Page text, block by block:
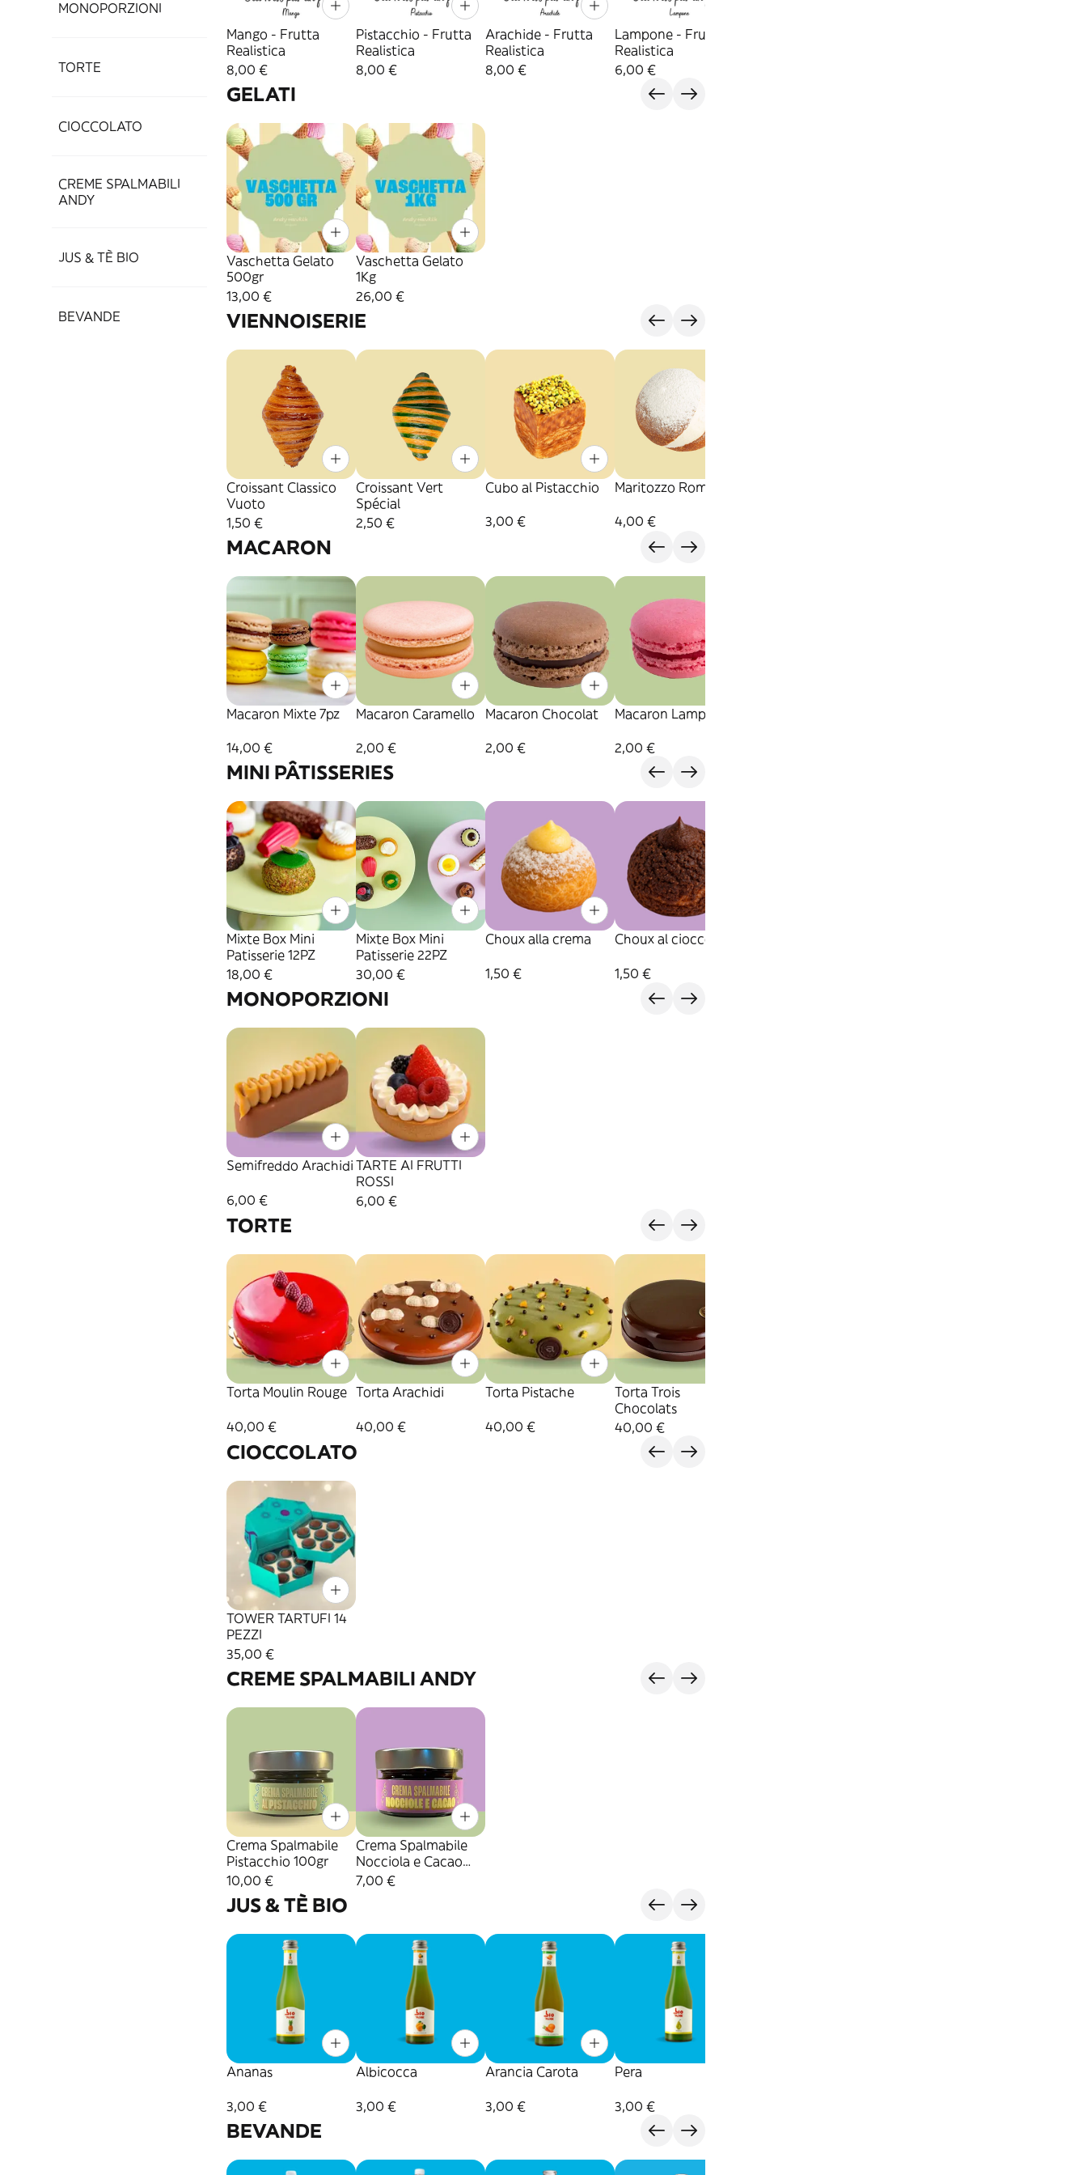
MONOPORZIONI
TORTE
CIOCCOLATO
CREME SPALMABILI
ANDY
JUS & TÈ BIO
BEVANDE
Mango - Frutta
Realistica
8,00 €
Pistacchio - Frutta
Realistica
8,00 €
Arachide - Frutta
Realistica
8,00 €
Lampone - Frutta
Realistica
6,00 €
GELATI
Vaschetta Gelato
500gr
13,00 €
Vaschetta Gelato
1Kg
26,00 €
VIENNOISERIE
Croissant Classico
Vuoto
1,50 €
Croissant Vert
Spécial
2,50 €
Cubo al Pistacchio
3,00 €
Maritozzo Romano
4,00 €
MACARON
Macaron Mixte 7pz
14,00 €
Macaron Caramello
2,00 €
Macaron Chocolat
2,00 €
Macaron Lampone
2,00 €
MINI PÂTISSERIES
Mixte Box Mini
Patisserie 12PZ
18,00 €
Mixte Box Mini
Patisserie 22PZ
30,00 €
Choux alla crema
1,50 €
Choux al cioccolato
1,50 €
MONOPORZIONI
Semifreddo Arachidi
6,00 €
TARTE AI FRUTTI
ROSSI
6,00 €
TORTE
Torta Moulin Rouge
40,00 €
Torta Arachidi
40,00 €
Torta Pistache
40,00 €
Torta Trois
Chocolats
40,00 €
CIOCCOLATO
TOWER TARTUFI 14
PEZZI
35,00 €
CREME SPALMABILI ANDY
Crema Spalmabile
Pistacchio 100gr
10,00 €
Crema Spalmabile
Nocciola e Cacao
100gr
7,00 €
JUS & TÈ BIO
Ananas
3,00 €
Albicocca
3,00 €
Arancia Carota
3,00 €
Pera
3,00 €
BEVANDE